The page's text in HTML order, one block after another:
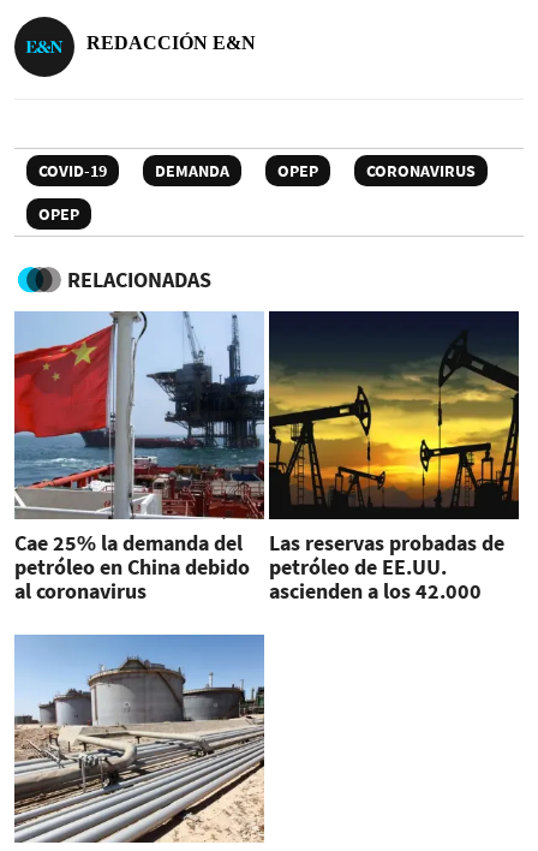
REDACCIÓN E&N
COVID-19 DEMANDA OPEP
CORONAVIRUS
OPEP
RELACIONADAS
Cae 25% la demanda del
petróleo en China debido
al coronavirus
Las reservas probadas de
petróleo de EE.UU.
ascienden a los 42.000